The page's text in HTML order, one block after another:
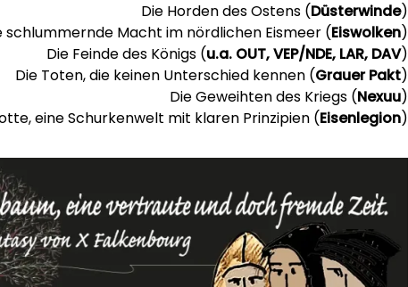
Die Horden des Ostens (Düsterwinde)
schlummernde Macht im nördlichen Eismeer (Eiswolken)
Die Feinde des Königs (u.a. OUT, VEP/NDE, LAR, DAV)
Die Toten, die keinen Unterschied kennen (Grauer Pakt)
Die Geweihten des Kriegs (Nexuu)
eine Schurkenwelt mit klaren Prinzipien (Eisenlegion)